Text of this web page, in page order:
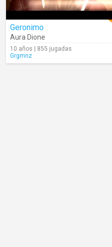
Geronimo
Aura Dione
10 años | 855 jugadas
Grgmnz